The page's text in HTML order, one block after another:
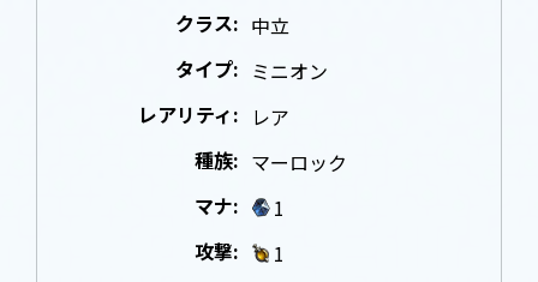
クラス: 中立
タイプ: ミニオン
レアリティ: レア
種族: マーロック
マナ:
1
攻撃:
1